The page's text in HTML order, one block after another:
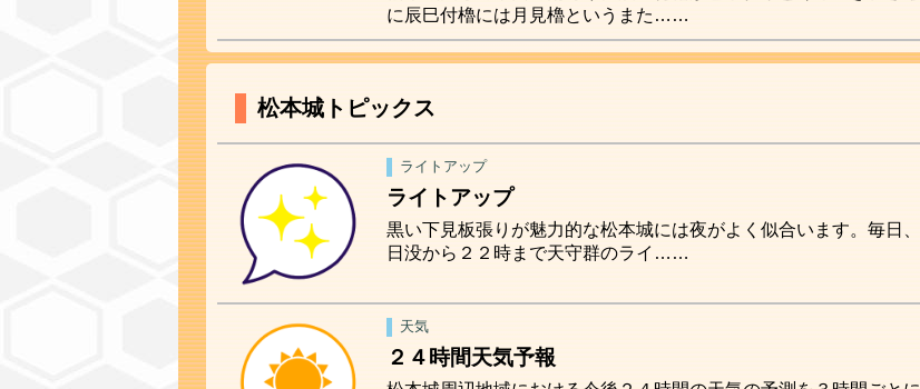
に辰巳付櫓には月見櫓というまた……
松本城トピックス
ライトアップ
ライトアップ
黒い下見板張りが魅力的な松本城には夜がよく似合います。毎日、
日没から２２時まで天守群のライ……
天気
２４時間天気予報